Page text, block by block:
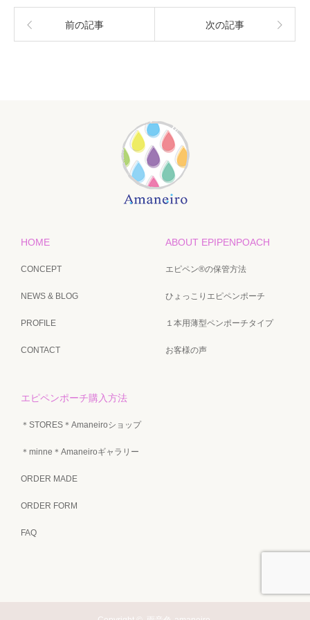
前の記事 次の記事
HOME
CONCEPT
NEWS & BLOG
PROFILE
CONTACT
ABOUT EPIPENPOACH
エピペン®の保管方法
ひょっこりエピペンポーチ
１本用薄型ペンポーチタイプ
お客様の声
エピペンポーチ購入方法
＊STORES＊Amaneiroショップ
＊minne＊Amaneiroギャラリー
ORDER MADE
ORDER FORM
FAQ